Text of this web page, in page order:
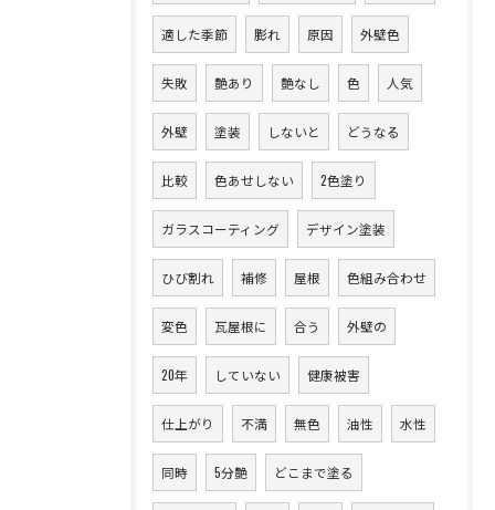
適した季節 膨れ 原因 外壁色
失敗 艶あり 艶なし 色 人気
外壁 塗装 しないと どうなる
比較 色あせしない 2色塗り
ガラスコーティング デザイン塗装
ひび割れ 補修 屋根 色組み合わせ
変色 瓦屋根に 合う 外壁の
20年 していない 健康被害
仕上がり 不満 無色 油性 水性
同時 5分艶 どこまで塗る